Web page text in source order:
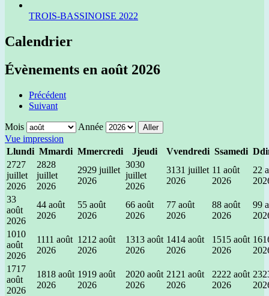
TROIS-BASSINOISE 2022
Calendrier
Évènements en août 2026
Précédent
Suivant
Mois
Année
Vue impression
Llundi Mmardi Mmercredi Jjeudi Vvendredi Ssamedi D
2727
juillet
2026
2828
juillet
2026
2929 juillet
2026
3030
juillet
2026
3131 juillet
2026
11 août
2026
22
33
août
2026
44 août
2026
55 août
2026
66 août
2026
77 août
2026
88 août
2026
99
1010
août
2026
1111 août
2026
1212 août
2026
1313 août
2026
1414 août
2026
1515 août
2026
16
1717
août
2026
1818 août
2026
1919 août
2026
2020 août
2026
21 21 août
2026
2222 août
2026
23